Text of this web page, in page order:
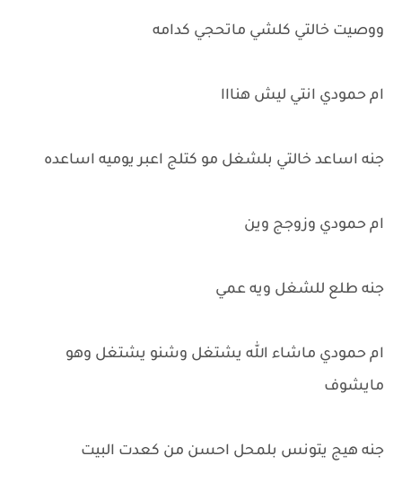
ووصيت خالتي كلشي ماتحجي كدامه
ام حمودي انتي ليش هنااا
جنه اساعد خالتي بلشغل مو كتلج اعبر يوميه اساعده
ام حمودي وزوجج وين
جنه طلع للشغل ويه عمي
ام حمودي ماشاء الله يشتغل وشنو يشتغل وهو
مايشوف
جنه هيج يتونس بلمحل احسن من كعدت البيت